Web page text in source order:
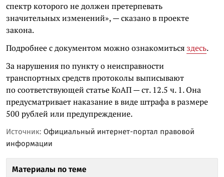
спектр которого не должен претерпевать
значительных изменений», — сказано в проекте
закона.
Подробнее с документом можно ознакомиться здесь.
За нарушения по пункту о неисправности
транспортных средств протоколы выписывают
по соответствующей статье КоАП — ст. 12.5 ч. 1. Она
предусматривает наказание в виде штрафа в размере
500 рублей или предупреждение.
Источник: Официальный интернет-портал правовой
информации
Материалы по теме